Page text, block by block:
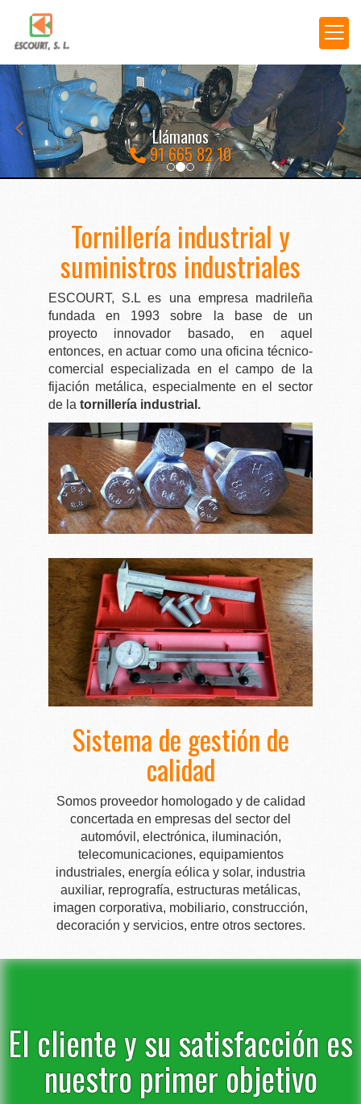
Llámanos
91 665 82 10
prev
Tornillería industrial y
suministros industriales
ESCOURT, S.L es una empresa madrileña
fundada en 1993 sobre la base de un
proyecto innovador basado, en aquel
entonces, en actuar como una oficina técnico-
comercial especializada en el campo de la
fijación metálica, especialmente en el sector
de la tornillería industrial.
Sistema de gestión de
calidad
Somos proveedor homologado y de calidad
concertada en empresas del sector del
automóvil, electrónica, iluminación,
telecomunicaciones, equipamientos
industriales, energía eólica y solar, industria
auxiliar, reprografía, estructuras metálicas,
imagen corporativa, mobiliario, construcción,
decoración y servicios, entre otros sectores.
El cliente y su satisfacción es
nuestro primer objetivo